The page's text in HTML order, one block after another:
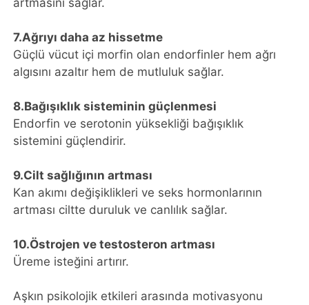
7.Ağrıyı daha az hissetme
Güçlü vücut içi morfin olan endorfinler hem ağrı
algısını azaltır hem de mutluluk sağlar.
8.Bağışıklık sisteminin güçlenmesi
Endorfin ve serotonin yüksekliği bağışıklık
sistemini güçlendirir.
9.Cilt sağlığının artması
Kan akımı değişiklikleri ve seks hormonlarının
artması ciltte duruluk ve canlılık sağlar.
10.Östrojen ve testosteron artması
Üreme isteğini artırır.
Aşkın psikolojik etkileri arasında motivasyonu